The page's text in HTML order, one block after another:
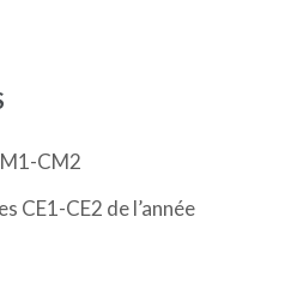
CM2
CE1-CE2 de l’année